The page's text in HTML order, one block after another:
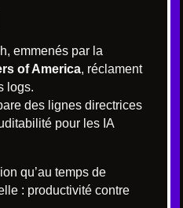
emmenés par la
of America, réclament
logs.
des lignes directrices
pour les IA
qu’au temps de
: productivité contre